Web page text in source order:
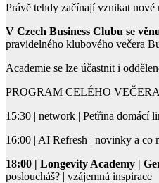
Právě tehdy začínají vznikat nové
V Czech Business Clubu se
pravidelného klubového večera
Academie se lze účastnit i
PROGRAM CELÉHO
15:30 | network | Petřina domácí
16:00 | AI Refresh | novinky a co
18:00 | Longevity Academy |
posloucháš? | vzájemná inspirace